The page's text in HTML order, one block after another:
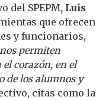
del SPEPM, Luis
que ofrecen
y funcionarios,
permiten
corazón, en el
de los alumnos y
citas como la